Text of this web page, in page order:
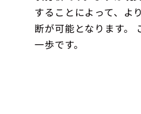
することによって、よ
断が可能となります。
一歩です。